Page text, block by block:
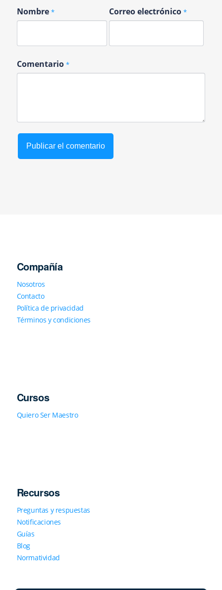
Nombre * Correo electrónico*
Comentario *
Compañía
Nosotros
Contacto
Política de privacidad
Términos y condiciones
Cursos
Quiero Ser Maestro
Recursos
Preguntas y respuestas
Notificaciones
Guías
Blog
Normatividad